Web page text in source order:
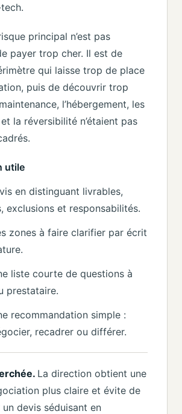
principal n’est pas
payer trop cher. Il est de
qui laisse trop de place
puis de découvrir trop
l’hébergement, les
la réversibilité n’étaient pas
utile
en distinguant livrables,
exclusions et responsabilités.
zones à faire clarifier par écrit
liste courte de questions à
prestataire.
recommandation simple :
recadrer ou différer.
La direction obtient une
plus claire et évite de
devis séduisant en